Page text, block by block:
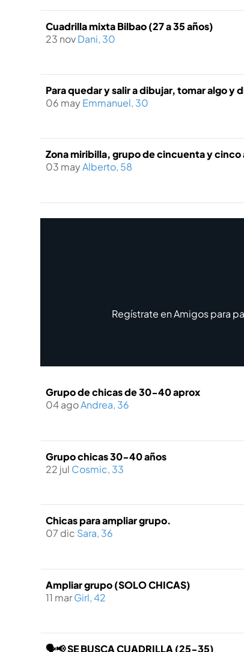
Cuadrilla mixta Bilbao (27 a 35 años)
23 novDani, 30
Para quedar y salir a dibujar, tomar algo y
06 mayEmmanuel, 30
Zona miribilla, grupo de cincuenta y cinco
03 mayAlberto, 58
Regístrate en Amigos para
Grupo de chicas de 30-40 aprox
04 agoAndrea, 36
Grupo chicas 30-40 años
22 jul Cosmic, 33
Chicas para ampliar grupo.
07 dic Sara, 36
Ampliar grupo (SOLO CHICAS)
11 marGirl, 42
🗣️📢 SE BUSCA CUADRILLA (25-35)